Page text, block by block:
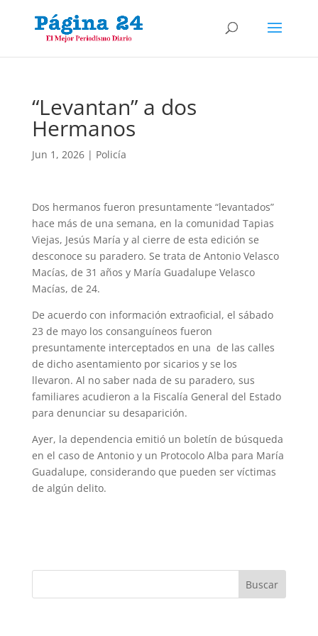
“Levantan” a dos
Hermanos
Jun 1, 2026| Policía
Dos hermanos fueron presuntamente “levantados”
hace más de una semana, en la comunidad Tapias
Viejas, Jesús María y al cierre de esta edición se
desconoce su paradero. Se trata de Antonio Velasco
Macías, de 31 años y María Guadalupe Velasco
Macías, de 24.
De acuerdo con información extraoficial, el sábado
23 de mayo los consanguíneos fueron
presuntamente interceptados en una de las calles
de dicho asentamiento por sicarios y se los
llevaron. Al no saber nada de su paradero, sus
familiares acudieron a la Fiscalía General del Estado
para denunciar su desaparición.
Ayer, la dependencia emitió un boletín de búsqueda
en el caso de Antonio y un Protocolo Alba para María
Guadalupe, considerando que pueden ser víctimas
de algún delito.
Buscar